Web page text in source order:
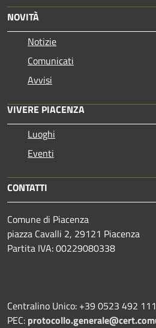
NOVITÀ
Notizie
Comunicati
Avvisi
VIVERE PIACENZA
Luoghi
Eventi
CONTATTI
Comune di Piacenza
piazza Cavalli 2, 29121 Piacenza
Partita IVA: 00229080338
Centralino Unico: +39 0523 492 111
PEC: